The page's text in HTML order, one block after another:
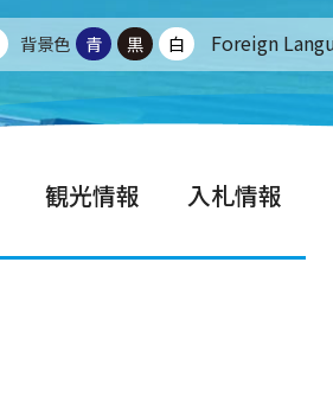
背景色 青 黒 白 Foreign
観光情報 入札情報